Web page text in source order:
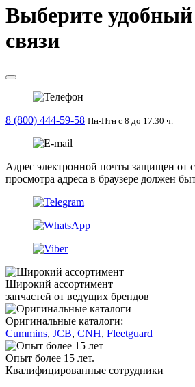
Выберите удобный
связи
8 (800) 444-59-58 Пн-Птн с 8 до 17.30 ч.
Адрес электронной почты защищен от
просмотра адреса в браузере должен
Широкий ассортимент
запчастей от ведущих брендов
Оригинальные каталоги:
Cummins, JCB, CNH, Fleetguard
Опыт более 15 лет.
Квалифицированные сотрудники